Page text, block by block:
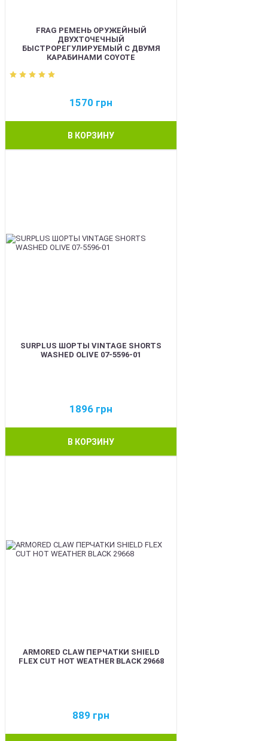
FRAG РЕМЕНЬ ОРУЖЕЙНЫЙ
ДВУХТОЧЕЧНЫЙ
БЫСТРОРЕГУЛИРУЕМЫЙ С ДВУМЯ
КАРАБИНАМИ COYOTE
1570 грн
В КОРЗИНУ
SURPLUS ШОРТЫ VINTAGE SHORTS
WASHED OLIVE 07-5596-01
1896 грн
В КОРЗИНУ
ARMORED CLAW ПЕРЧАТКИ SHIELD
FLEX CUT HOT WEATHER BLACK 29668
889 грн